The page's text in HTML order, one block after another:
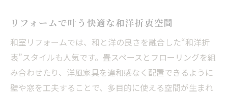
リフォームで叶う快適な和洋折衷空間
和室リフォームでは、和と洋の良さを融合した“和洋折
衷”スタイルも人気です。畳スペースとフローリングを組
み合わせたり、洋風家具を違和感なく配置できるように
壁や窓を工夫することで、多目的に使える空間が生まれ